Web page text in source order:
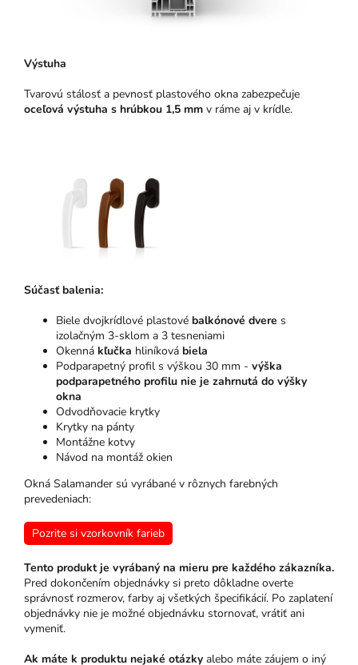
Výstuha
Tvarovú stálosť a pevnosť plastového okna zabezpečuje
oceľová výstuha s hrúbkou 1,5 mm v ráme aj v krídle.
Súčasť balenia:
Biele dvojkrídlové plastové balkónové dvere s
izolačným 3-sklom a 3 tesneniami
Okenná kľučka hliníková biela
Podparapetný profil s výškou 30 mm - výška
podparapetného profilu nie je zahrnutá do výšky
okna
Odvodňovacie krytky
Krytky na pánty
Montážne kotvy
Návod na montáž okien
Okná Salamander sú vyrábané v rôznych farebných
prevedeniach:
Pozrite si vzorkovník farieb
Tento produkt je vyrábaný na mieru pre každého zákazníka.
Pred dokončením objednávky si preto dôkladne overte
správnosť rozmerov, farby aj všetkých špecifikácií. Po zaplatení
objednávky nie je možné objednávku stornovať, vrátiť ani
vymeniť.
Ak máte k produktu nejaké otázky alebo máte záujem o iný